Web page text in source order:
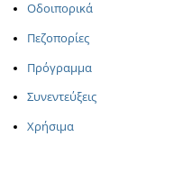
Οδοιπορικά
Πεζοπορίες
Πρόγραμμα
Συνεντεύξεις
Χρήσιμα